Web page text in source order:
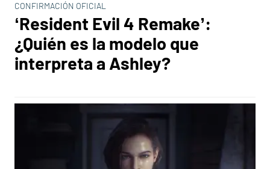
CONFIRMACIÓN OFICIAL
‘Resident Evil 4 Remake’:
¿Quién es la modelo que
interpreta a Ashley?